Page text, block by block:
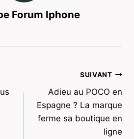
Forum Iphone
SUIVANT
Adieu au POCO en
Espagne ? La marque
ferme sa boutique en
ligne